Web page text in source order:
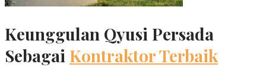
Keunggulan Qyusi Persada
Sebagai Kontraktor Terbaik